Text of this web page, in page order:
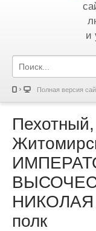
и
Полная версия
полк